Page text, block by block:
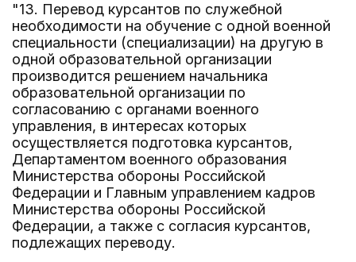
"13. Перевод курсантов по служебной
необходимости на обучение с одной военной
специальности (специализации) на другую в
одной образовательной организации
производится решением начальника
образовательной организации по
согласованию с органами военного
управления, в интересах которых
осуществляется подготовка курсантов,
Департаментом военного образования
Министерства обороны Российской
Федерации и Главным управлением кадров
Министерства обороны Российской
Федерации, а также с согласия курсантов,
подлежащих переводу.